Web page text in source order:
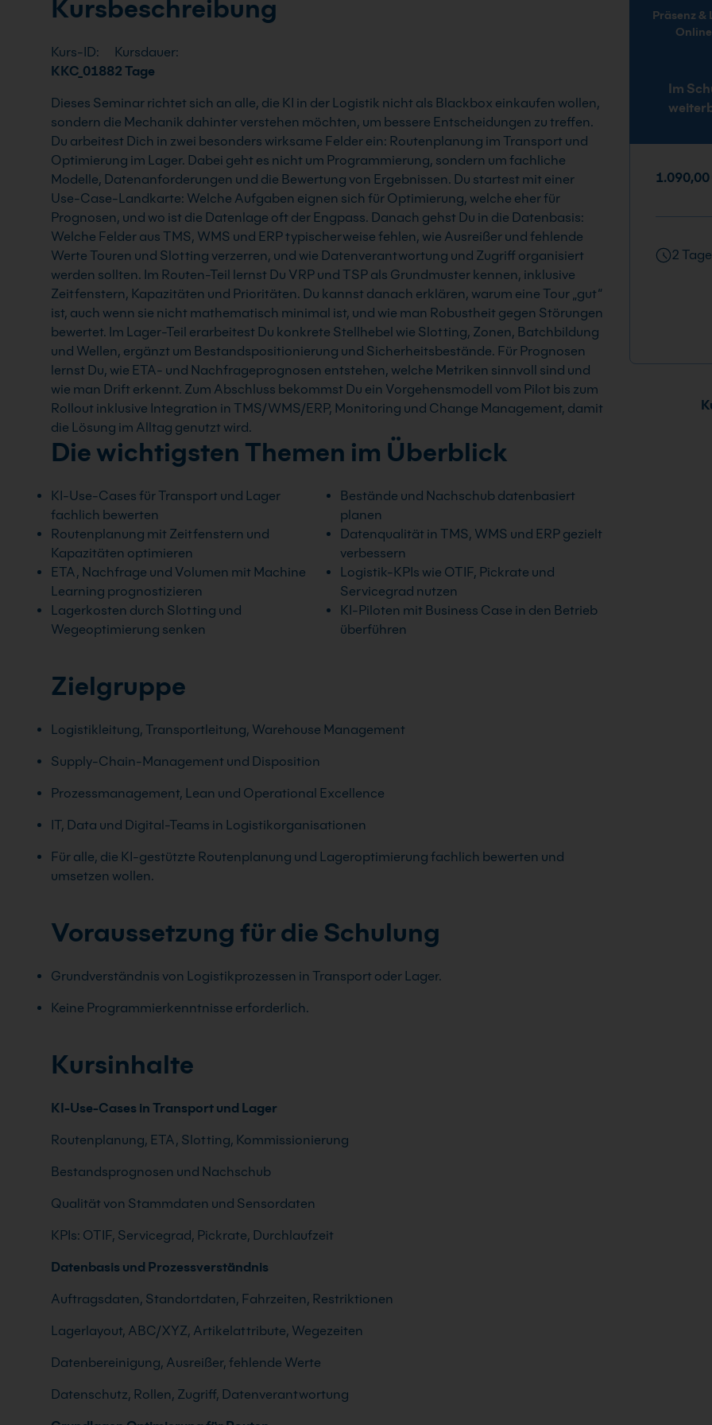
Präsenz & Live-
Online
Im
1.090,00
2 Tage
Kursbeschreibung
Kurs-ID:
KKC_0188
Kursdauer:
2 Tage
Dieses Seminar richtet sich an alle, die KI in der Logistik nicht als Blackbox einkaufen wollen,
sondern die Mechanik dahinter verstehen möchten, um bessere Entscheidungen zu treffen.
Du arbeitest Dich in zwei besonders wirksame Felder ein: Routenplanung im Transport und
Optimierung im Lager. Dabei geht es nicht um Programmierung, sondern um fachliche
Modelle, Datenanforderungen und die Bewertung von Ergebnissen. Du startest mit einer
Use-Case-Landkarte: Welche Aufgaben eignen sich für Optimierung, welche eher für
Prognosen, und wo ist die Datenlage oft der Engpass. Danach gehst Du in die Datenbasis:
Welche Felder aus TMS, WMS und ERP typischerweise fehlen, wie Ausreißer und fehlende
Werte Touren und Slotting verzerren, und wie Datenverantwortung und Zugriff organisiert
werden sollten. Im Routen-Teil lernst Du VRP und TSP als Grundmuster kennen, inklusive
Zeitfenstern, Kapazitäten und Prioritäten. Du kannst danach erklären, warum eine Tour „gut“
ist, auch wenn sie nicht mathematisch minimal ist, und wie man Robustheit gegen Störungen
bewertet. Im Lager-Teil erarbeitest Du konkrete Stellhebel wie Slotting, Zonen, Batchbildung
und Wellen, ergänzt um Bestandspositionierung und Sicherheitsbestände. Für Prognosen
lernst Du, wie ETA- und Nachfrageprognosen entstehen, welche Metriken sinnvoll sind und
wie man Drift erkennt. Zum Abschluss bekommst Du ein Vorgehensmodell vom Pilot bis zum
Rollout inklusive Integration in TMS/WMS/ERP, Monitoring und Change Management, damit
die Lösung im Alltag genutzt wird.
Die wichtigsten Themen im Überblick
KI-Use-Cases für Transport und Lager
fachlich bewerten
Routenplanung mit Zeitfenstern und
Kapazitäten optimieren
ETA, Nachfrage und Volumen mit Machine
Learning prognostizieren
Lagerkosten durch Slotting und
Wegeoptimierung senken
Bestände und Nachschub datenbasiert
planen
Datenqualität in TMS, WMS und ERP gezielt
verbessern
Logistik-KPIs wie OTIF, Pickrate und
Servicegrad nutzen
KI-Piloten mit Business Case in den Betrieb
überführen
Zielgruppe
Logistikleitung, Transportleitung, Warehouse Management
Supply-Chain-Management und Disposition
Prozessmanagement, Lean und Operational Excellence
IT, Data und Digital-Teams in Logistikorganisationen
Für alle, die KI-gestützte Routenplanung und Lageroptimierung fachlich bewerten und
umsetzen wollen.
Voraussetzung für die Schulung
Grundverständnis von Logistikprozessen in Transport oder Lager.
Keine Programmierkenntnisse erforderlich.
Kursinhalte
KI-Use-Cases in Transport und Lager
Routenplanung, ETA, Slotting, Kommissionierung
Bestandsprognosen und Nachschub
Qualität von Stammdaten und Sensordaten
KPIs: OTIF, Servicegrad, Pickrate, Durchlaufzeit
Datenbasis und Prozessverständnis
Auftragsdaten, Standortdaten, Fahrzeiten, Restriktionen
Lagerlayout, ABC/XYZ, Artikelattribute, Wegezeiten
Datenbereinigung, Ausreißer, fehlende Werte
Datenschutz, Rollen, Zugriff, Datenverantwortung